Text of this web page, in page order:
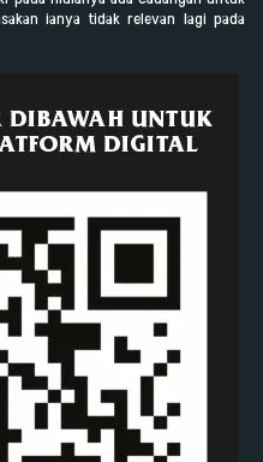
ianya tidak relevan lagi pada